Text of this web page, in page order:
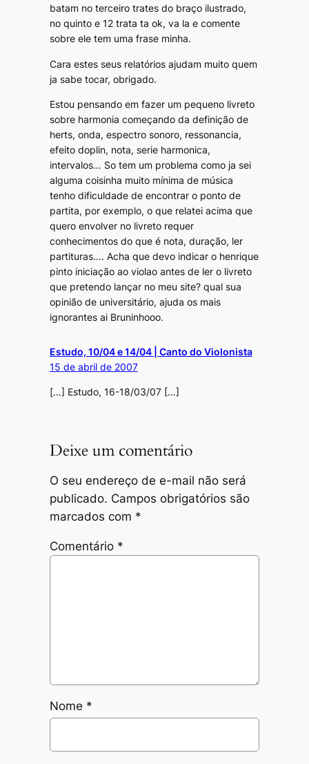
batam no terceiro trates do braço ilustrado,
no quinto e 12 trata ta ok, va la e comente
sobre ele tem uma frase minha.
Cara estes seus relatórios ajudam muito quem
ja sabe tocar, obrigado.
Estou pensando em fazer um pequeno livreto
sobre harmonia começando da definição de
herts, onda, espectro sonoro, ressonancia,
efeito doplin, nota, serie harmonica,
intervalos… So tem um problema como ja sei
alguma coisinha muito mínima de música
tenho dificuldade de encontrar o ponto de
partita, por exemplo, o que relatei acima que
quero envolver no livreto requer
conhecimentos do que é nota, duração, ler
partituras…. Acha que devo indicar o henrique
pinto iniciação ao violao antes de ler o livreto
que pretendo lançar no meu site? qual sua
opinião de universitário, ajuda os mais
ignorantes ai Bruninhooo.
Estudo, 10/04 e 14/04 | Canto do Violonista
15 de abril de 2007
[…] Estudo, 16-18/03/07 […]
Deixe um comentário
O seu endereço de e-mail não será
publicado. Campos obrigatórios são
marcados com *
Comentário *
Nome *